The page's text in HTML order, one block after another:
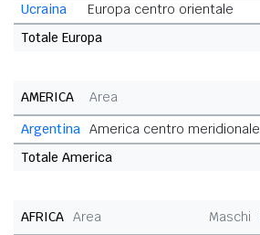
Ucraina
Europa centro orientale
Totale Europa
AMERICA Area
Argentina America centro meridionale
Totale America
AFRICA Area Maschi